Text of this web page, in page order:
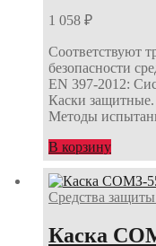
1 058 ₽
Соответствуют
безопасности
EN 397-2012:
Каски
Методы
В корзину
Средства
Каска